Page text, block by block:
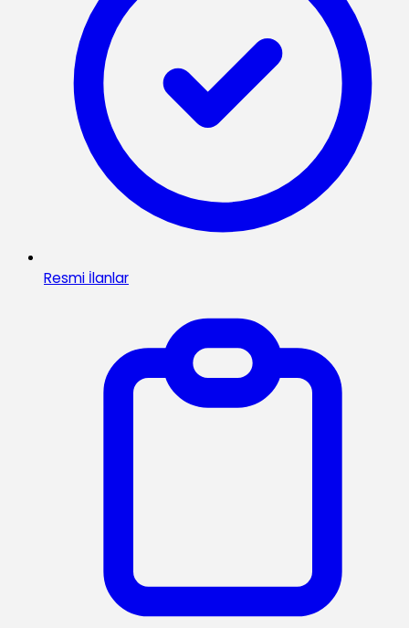
Resmi İlanlar